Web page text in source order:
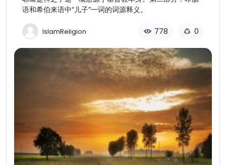
语和希伯来语中“儿子”一词的词源释义。
IslamReligion 778 0